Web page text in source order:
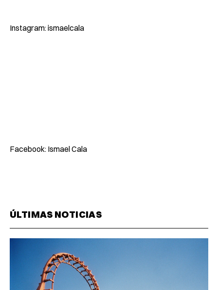
Instagram: ismaelcala
Facebook: Ismael Cala
ÚLTIMAS NOTICIAS